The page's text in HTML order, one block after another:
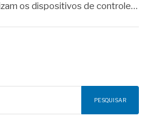
os dispositivos de controle…
PESQUISAR